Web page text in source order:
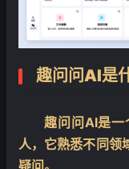
趣问问AI是
趣问问AI是一
人，它熟悉不同领
疑问。